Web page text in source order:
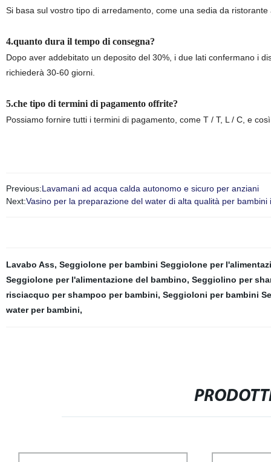
Si basa sul vostro tipo di arredamento, come una sedia da
4.quanto dura il tempo di consegna?
Dopo aver addebitato un deposito del 30%, i due lati confermano i
richiederà 30-60 giorni.
5.che tipo di termini di pagamento offrite?
Possiamo fornire tutti i termini di pagamento, come T / T, L / C, e
Previous:Lavamani ad acqua calda autonomo e sicuro per anziani
Next:Vasino per la preparazione del water di alta qualità per bambini
Lavabo Ass, Seggiolone per bambini Seggiolone per
Seggiolone per l'alimentazione del bambino, Seggiolino per
risciacquo per shampoo per bambini, Seggioloni per bambini
water per bambini,